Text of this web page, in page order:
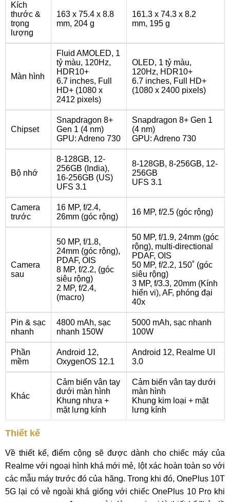
Kích
thước &
trọng
lượng
163 x 75.4 x 8.8
mm, 204 g
161.3 x 74.3 x 8.2
mm, 195 g
Màn hình
Fluid AMOLED, 1
tỷ màu, 120Hz,
HDR10+
6.7 inches, Full
HD+ (1080 x
2412 pixels)
OLED, 1 tỷ màu,
120Hz, HDR10+
6.7 inches, Full HD+
(1080 x 2400 pixels)
Chipset
Snapdragon 8+
Gen 1 (4 nm)
GPU: Adreno 730
Snapdragon 8+ Gen 1
(4 nm)
GPU: Adreno 730
Bộ nhớ
8-128GB, 12-
256GB (India),
16-256GB (US)
UFS 3.1
8-128GB, 8-256GB, 12-
256GB
UFS 3.1
Camera
trước
16 MP, f/2.4,
26mm (góc rộng)
16 MP, f/2.5 (góc rộng)
Camera
sau
50 MP, f/1.8,
24mm (góc rộng),
PDAF, OIS
8 MP, f/2.2, (góc
siêu rộng)
2 MP, f/2.4,
(macro)
50 MP, f/1.9, 24mm (góc
rộng), multi-directional
PDAF, OIS
50 MP, f/2.2, 150˚ (góc
siêu rộng)
3 MP, f/3.3, 20mm (Kính
hiển vi), AF, phóng đại
40x
Pin & sạc
nhanh
4800 mAh, sạc
nhanh 150W
5000 mAh, sạc nhanh
100W
Phần
mềm
Android 12,
OxygenOS 12.1
Android 12, Realme UI
3.0
Khác
Cảm biến vân tay
dưới màn hình
Khung nhựa +
mặt lưng kính
Cảm biến vân tay dưới
màn hình
Khung kim loại + mặt
lưng kính
Thiết kế
Về thiết kế, điểm cộng sẽ được dành cho chiếc máy của
Realme với ngoại hình khá mới mẻ, lột xác hoàn toàn so với
các mẫu máy trước đó của hãng. Trong khi đó, OnePlus 10T
5G lại có vẻ ngoài khá giống với chiếc OnePlus 10 Pro khi